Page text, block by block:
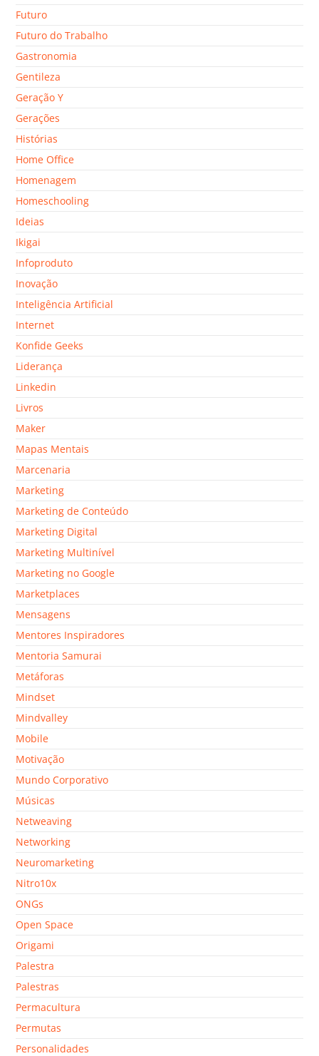
Futuro
Futuro do Trabalho
Gastronomia
Gentileza
Geração Y
Gerações
Histórias
Home Office
Homenagem
Homeschooling
Ideias
Ikigai
Infoproduto
Inovação
Inteligência Artificial
Internet
Konfide Geeks
Liderança
Linkedin
Livros
Maker
Mapas Mentais
Marcenaria
Marketing
Marketing de Conteúdo
Marketing Digital
Marketing Multinível
Marketing no Google
Marketplaces
Mensagens
Mentores Inspiradores
Mentoria Samurai
Metáforas
Mindset
Mindvalley
Mobile
Motivação
Mundo Corporativo
Músicas
Netweaving
Networking
Neuromarketing
Nitro10x
ONGs
Open Space
Origami
Palestra
Palestras
Permacultura
Permutas
Personalidades